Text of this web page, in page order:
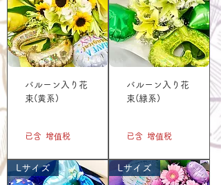
バルーン入り花
束(黄系)
已含 增值税
バルーン入り花
束(緑系)
已含 增值税
Lサイズ Lサイズ